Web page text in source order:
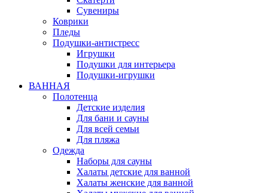
Сувениры
Коврики
Пледы
Подушки-антистресс
Игрушки
Подушки для интерьера
Подушки-игрушки
ВАННАЯ
Полотенца
Детские изделия
Для бани и сауны
Для всей семьи
Для пляжа
Одежда
Наборы для сауны
Халаты детские для ванной
Халаты женские для ванной